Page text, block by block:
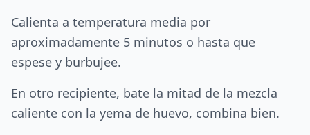
Calienta a temperatura media por
aproximadamente 5 minutos o hasta que
espese y burbujee.
En otro recipiente, bate la mitad de la mezcla
caliente con la yema de huevo, combina bien.